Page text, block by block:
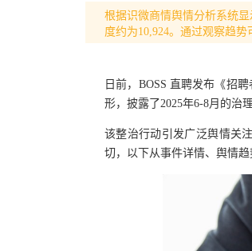
根据识微商情舆情分析系统显
度约为10,924。通过观察趋势
日前，BOSS 直聘发布《招
形，披露了2025年6-8月的治理
该整治行动引发广泛舆情关
切，以下从事件详情、舆情趋